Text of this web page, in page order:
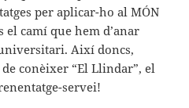
per aplicar-ho al MÓN
el camí que hem d’anar
Així doncs,
conèixer “El Llindar”, el
servei!